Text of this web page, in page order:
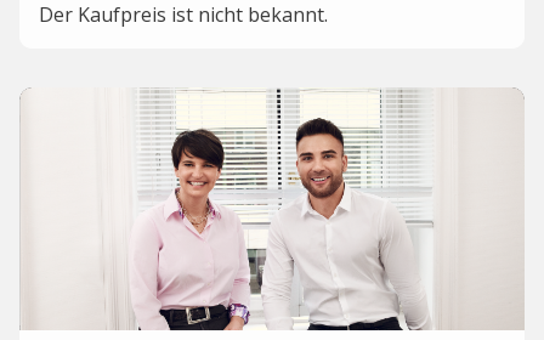
Der Kaufpreis ist nicht bekannt.